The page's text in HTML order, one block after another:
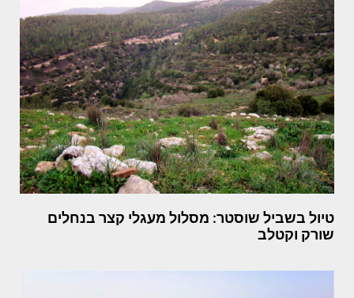
טיול בשביל שוסטר: מסלול מעגלי קצר בנחלים
שורק וקטלב